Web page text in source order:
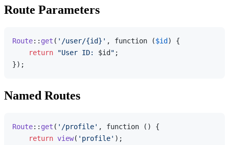
Route Parameters
Route:: get ( '/user/{id}' , function ($id ) {
return
"User ID: $id " ;
Named Routes
Route:: get ( '/profile' , function () {
return view( 'profile' );